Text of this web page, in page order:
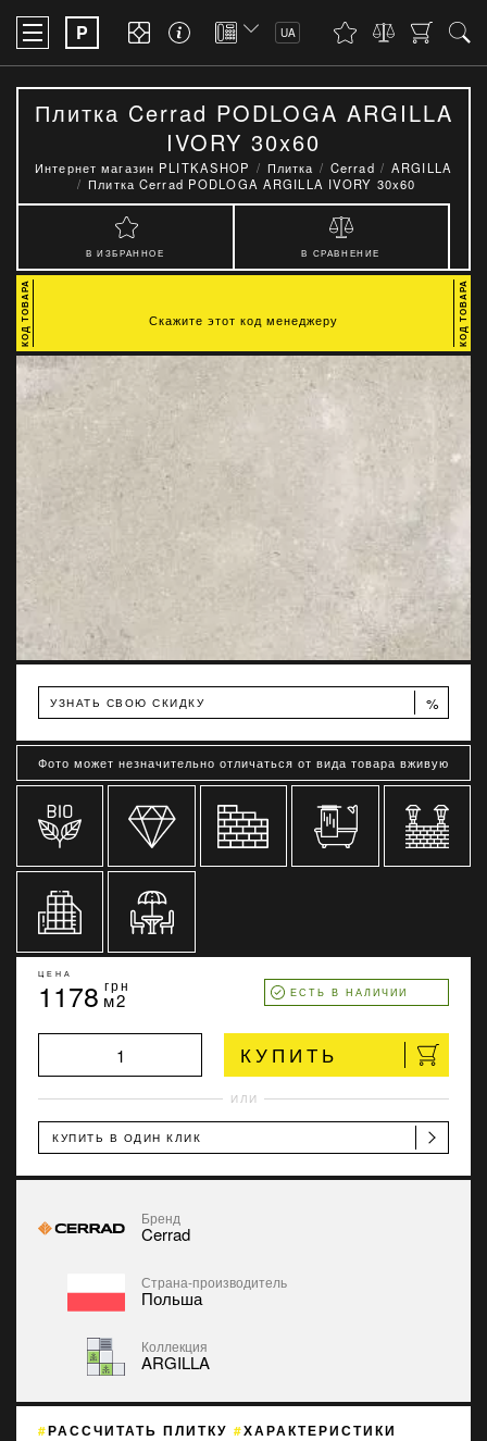
P UA
Плитка Cerrad PODLOGA ARGILLA
IVORY 30x60
Интернет магазин PLITKASHOP Плитка Cerrad
ARGILLA
Плитка Cerrad PODLOGA ARGILLA IVORY 30x60
В ИЗБРАННОЕ В СРАВНЕНИЕ
УЗНАТЬ СВОЮ СКИДКУ %
Фото может незначительно отличаться от вида товара вживую
ЦЕНА
1178 грн
м2 ЕСТЬ В НАЛИЧИИ
КУПИТЬ
ИЛИ
КУПИТЬ В ОДИН КЛИК
Бренд
Cerrad
Страна-производитель
Польша
Коллекция
ARGILLA
РАССЧИТАТЬ ПЛИТКУ
ХАРАКТЕРИСТИКИ
Скажите этот код менеджеру